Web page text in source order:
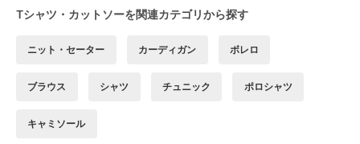
Tシャツ・カットソーを関連カテゴリから探す
ニット・セーター カーディガン ボレロ
ブラウス シャツ チュニック ポロシャツ
キャミソール